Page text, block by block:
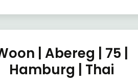
| Abereg | 75 |
Hamburg | Thai